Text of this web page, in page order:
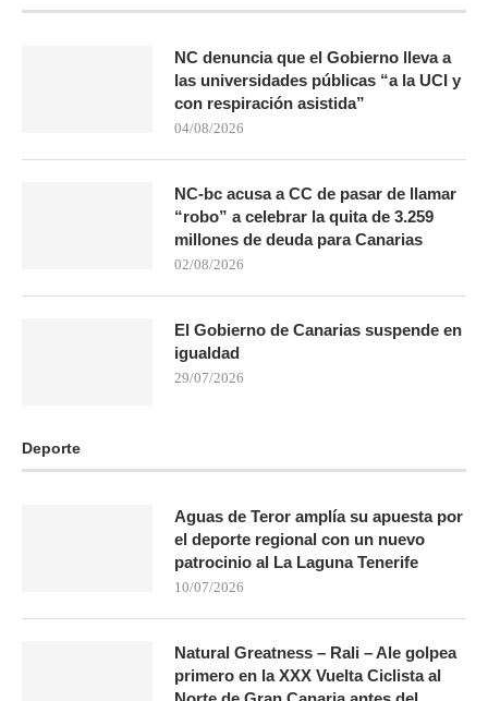
NC denuncia que el Gobierno lleva a
las universidades públicas “a la UCI y
con respiración asistida”
04/08/2026
NC-bc acusa a CC de pasar de llamar
“robo” a celebrar la quita de 3.259
millones de deuda para Canarias
02/08/2026
El Gobierno de Canarias suspende en
igualdad
29/07/2026
Deporte
Aguas de Teror amplía su apuesta por
el deporte regional con un nuevo
patrocinio al La Laguna Tenerife
10/07/2026
Natural Greatness – Rali – Ale golpea
primero en la XXX Vuelta Ciclista al